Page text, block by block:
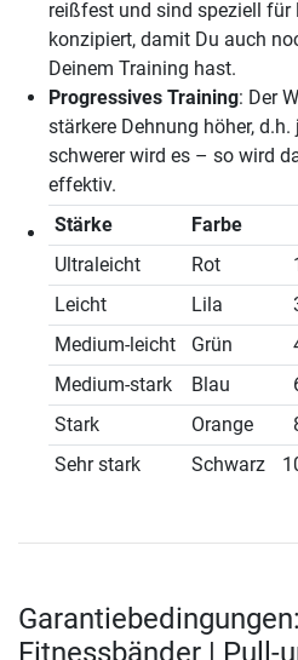
reißfest und sind speziell für
konzipiert, damit Du auch
Deinem Training hast.
Progressives Training: Der
stärkere Dehnung höher,
schwerer wird es – so wird
effektiv.
Stärke
Farbe
Ultraleicht
Rot
Leicht
Lila
Medium-leicht
Grün
Medium-stark
Blau
Stark
Orange
Sehr stark
Schwarz
Fitnessbänder | Pull-